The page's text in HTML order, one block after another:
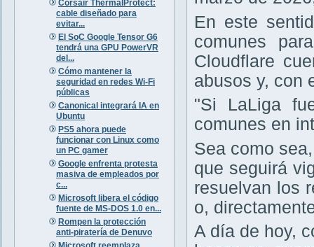
Corsair ThermalProtect:
cable diseñado para
evitar...
El SoC Google Tensor G6
tendrá una GPU PowerVR
del...
Cómo mantener la
seguridad en redes Wi-Fi
públicas
Canonical integrará IA en
Ubuntu
PS5 ahora puede
funcionar con Linux como
un PC gamer
Google enfrenta protesta
masiva de empleados por
c...
Microsoft libera el código
fuente de MS-DOS 1.0 en...
Rompen la protección
anti-piratería de Denuvo
En este
comunes
Cloudflare
abusos y, con
"Si LaLiga
comunes en
Sea como
que seguirá
resuelvan los
o,
A día de hoy,